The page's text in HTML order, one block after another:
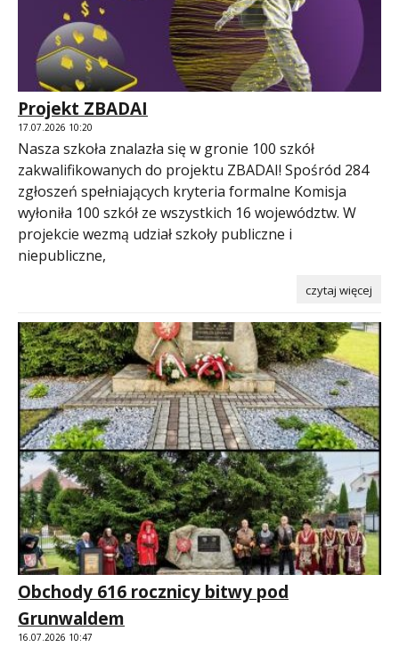
Projekt ZBADAI
17.07.2026 10:20
Nasza szkoła znalazła się w gronie 100 szkół
zakwalifikowanych do projektu ZBADAI! Spośród 284
zgłoszeń spełniających kryteria formalne Komisja
wyłoniła 100 szkół ze wszystkich 16 województw. W
projekcie wezmą udział szkoły publiczne i
niepubliczne,
czytaj więcej
Obchody 616 rocznicy bitwy pod
Grunwaldem
16.07.2026 10:47